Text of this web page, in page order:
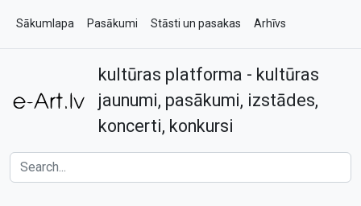
Sākumlapa Pasākumi Stāsti un pasakas Arhīvs
Kontakti
kultūras platforma - kultūras
jaunumi, pasākumi, izstādes,
koncerti, konkursi